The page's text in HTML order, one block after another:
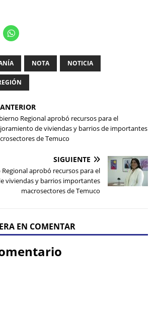
NOTA NOTICIA
ANTERIOR
Regional aprobó recursos para el
de viviendas y barrios de importantes
de Temuco
SIGUIENTE
aprobó recursos para el
viviendas y barrios importantes
macrosectores de Temuco
EN COMENTAR